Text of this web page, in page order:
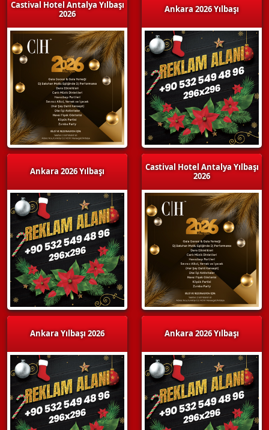
Castival Hotel Antalya Yılbaşı
2026
Ankara 2026 Yılbaşı
Ankara Yılbaşı 2026
Ankara 2026 Yılbaşı
Castival Hotel Antalya Yılbaşı
2026
Ankara 2026 Yılbaşı